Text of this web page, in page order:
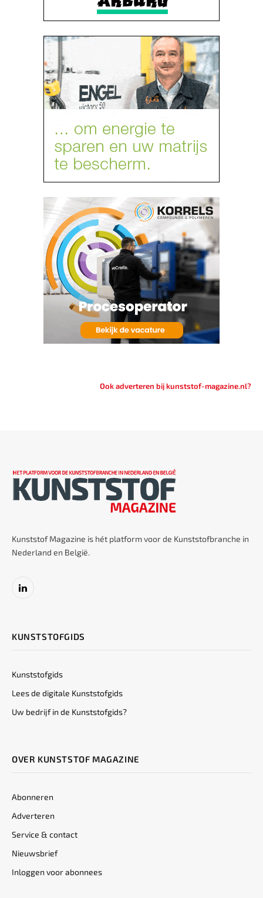
Ook adverteren bij kunststof-magazine.nl?
Kunststof Magazine is hét platform voor de Kunststofbranche in
Nederland en België.
LinkedIn
KUNSTSTOFGIDS
Kunststofgids
Lees de digitale Kunststofgids
Uw bedrijf in de Kunststofgids?
OVER KUNSTSTOF MAGAZINE
Abonneren
Adverteren
Service & contact
Nieuwsbrief
Inloggen voor abonnees